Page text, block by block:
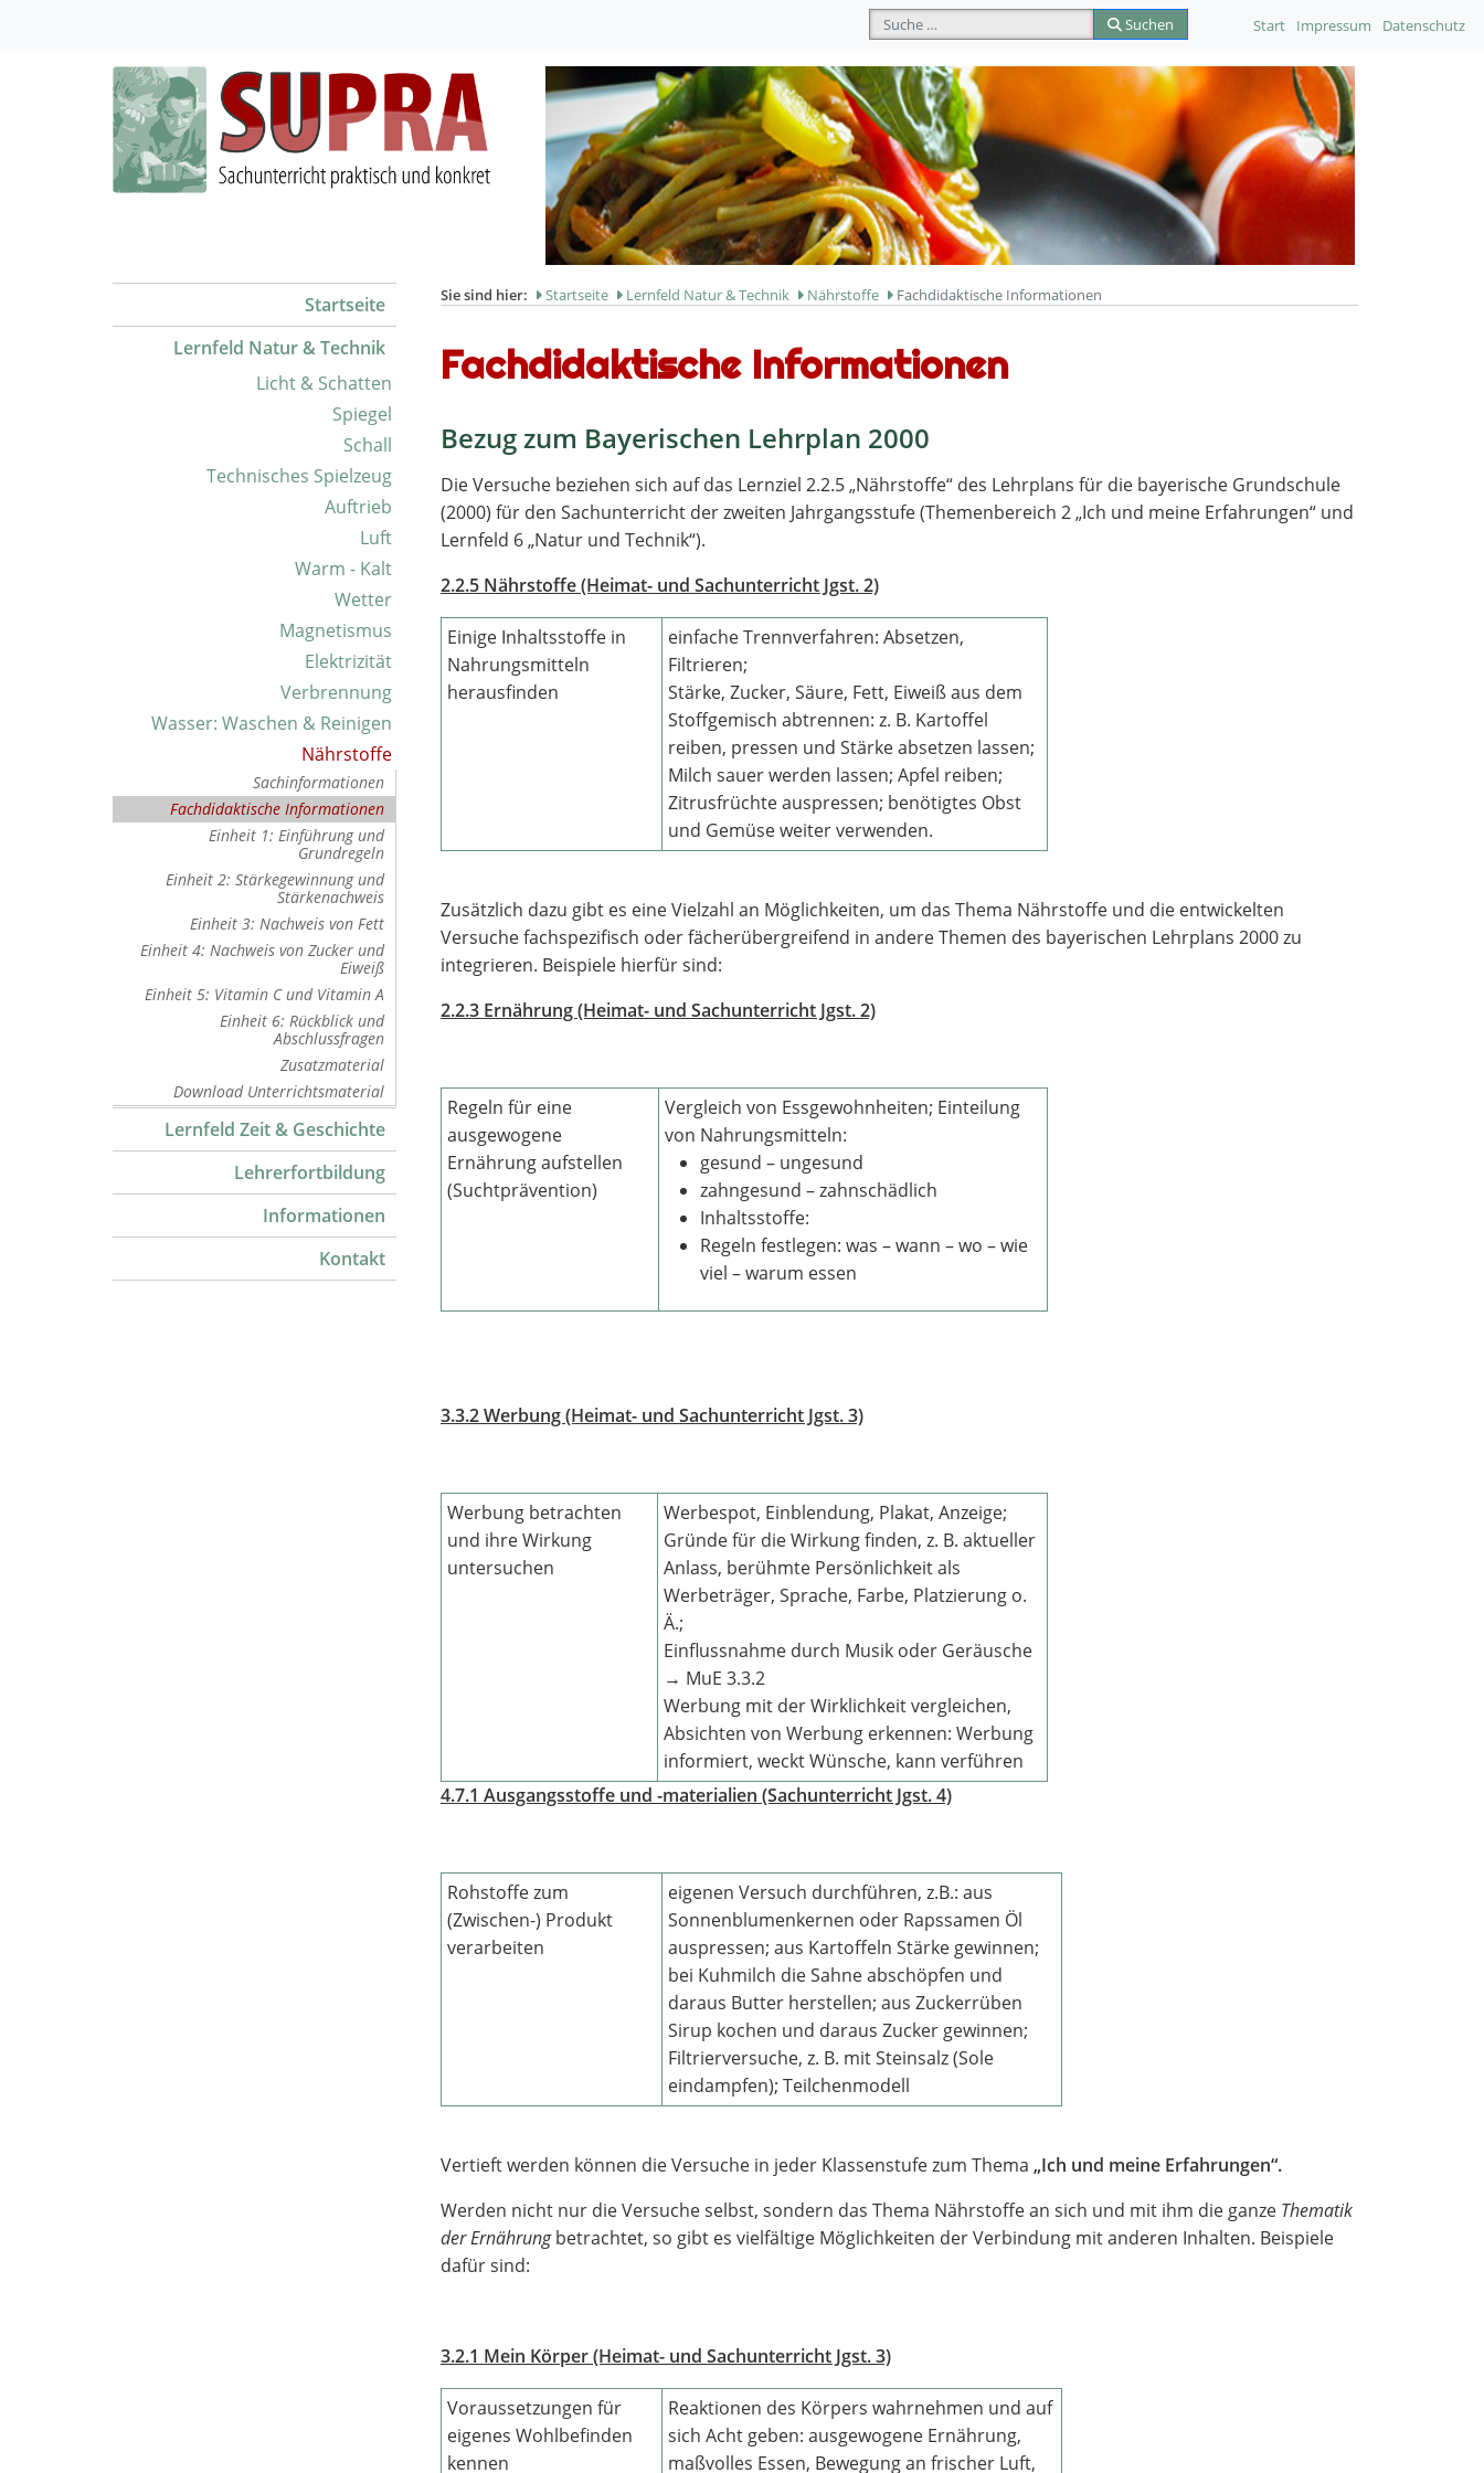
Suchen Suchen Start Impressum Datenschutz
Startseite
Lernfeld Natur & Technik
Licht & Schatten
Spiegel
Schall
Technisches Spielzeug
Auftrieb
Luft
Warm - Kalt
Wetter
Magnetismus
Elektrizität
Verbrennung
Wasser: Waschen & Reinigen
Nährstoffe
Sachinformationen
Fachdidaktische Informationen
Einheit 1: Einführung und
Grundregeln
Einheit 2: Stärkegewinnung und
Stärkenachweis
Einheit 3: Nachweis von Fett
Einheit 4: Nachweis von Zucker und
Eiweiß
Einheit 5: Vitamin C und Vitamin A
Einheit 6: Rückblick und
Abschlussfragen
Zusatzmaterial
Download Unterrichtsmaterial
Lernfeld Zeit & Geschichte
Lehrerfortbildung
Informationen
Kontakt
Sie sind hier: Startseite Lernfeld Natur & Technik Nährstoffe Fachdidaktische Informationen
Fachdidaktische Informationen
Bezug zum Bayerischen Lehrplan 2000
Die Versuche beziehen sich auf das Lernziel 2.2.5 „Nährstoffe“ des Lehrplans für die bayerische Grundschule
(2000) für den Sachunterricht der zweiten Jahrgangsstufe (Themenbereich 2 „Ich und meine Erfahrungen“ und
Lernfeld 6 „Natur und Technik“).
2.2.5 Nährstoffe (Heimat- und Sachunterricht Jgst. 2)
Einige Inhaltsstoffe in
Nahrungsmitteln
herausfinden
einfache Trennverfahren: Absetzen,
Filtrieren;
Stärke, Zucker, Säure, Fett, Eiweiß aus dem
Stoffgemisch abtrennen: z. B. Kartoffel
reiben, pressen und Stärke absetzen lassen;
Milch sauer werden lassen; Apfel reiben;
Zitrusfrüchte auspressen; benötigtes Obst
und Gemüse weiter verwenden.
Zusätzlich dazu gibt es eine Vielzahl an Möglichkeiten, um das Thema Nährstoffe und die entwickelten
Versuche fachspezifisch oder fächerübergreifend in andere Themen des bayerischen Lehrplans 2000 zu
integrieren. Beispiele hierfür sind:
2.2.3 Ernährung (Heimat- und Sachunterricht Jgst. 2)
Regeln für eine
ausgewogene
Ernährung aufstellen
(Suchtprävention)
Vergleich von Essgewohnheiten; Einteilung
von Nahrungsmitteln:
gesund – ungesund
zahngesund – zahnschädlich
Inhaltsstoffe:
Regeln festlegen: was – wann – wo – wie
viel – warum essen
3.3.2 Werbung (Heimat- und Sachunterricht Jgst. 3)
Werbung betrachten
und ihre Wirkung
untersuchen
Werbespot, Einblendung, Plakat, Anzeige;
Gründe für die Wirkung finden, z. B. aktueller
Anlass, berühmte Persönlichkeit als
Werbeträger, Sprache, Farbe, Platzierung o.
Ä.;
Einflussnahme durch Musik oder Geräusche
→ MuE 3.3.2
Werbung mit der Wirklichkeit vergleichen,
Absichten von Werbung erkennen: Werbung
informiert, weckt Wünsche, kann verführen
4.7.1 Ausgangsstoffe und -materialien (Sachunterricht Jgst. 4)
Rohstoffe zum
(Zwischen-) Produkt
verarbeiten
eigenen Versuch durchführen, z.B.: aus
Sonnenblumenkernen oder Rapssamen Öl
auspressen; aus Kartoffeln Stärke gewinnen;
bei Kuhmilch die Sahne abschöpfen und
daraus Butter herstellen; aus Zuckerrüben
Sirup kochen und daraus Zucker gewinnen;
Filtrierversuche, z. B. mit Steinsalz (Sole
eindampfen); Teilchenmodell
Vertieft werden können die Versuche in jeder Klassenstufe zum Thema „Ich und meine Erfahrungen“.
Werden nicht nur die Versuche selbst, sondern das Thema Nährstoffe an sich und mit ihm die ganze Thematik
der Ernährungbetrachtet, so gibt es vielfältige Möglichkeiten der Verbindung mit anderen Inhalten. Beispiele
dafür sind:
3.2.1 Mein Körper (Heimat- und Sachunterricht Jgst. 3)
Voraussetzungen für
eigenes Wohlbefinden
kennen
Reaktionen des Körpers wahrnehmen und auf
sich Acht geben: ausgewogene Ernährung,
maßvolles Essen, Bewegung an frischer Luft,